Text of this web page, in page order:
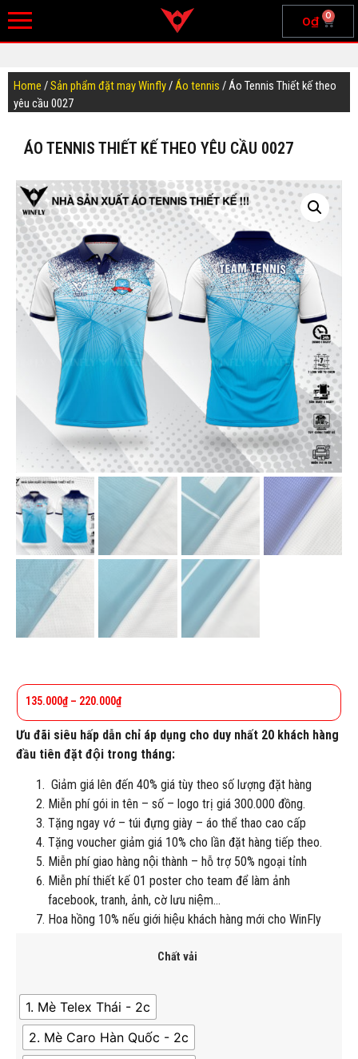
0₫ 0
Home /Sản phẩm đặt may Winfly/Áo tennis / Áo Tennis Thiết kế theo
yêu cầu 0027
ÁO TENNIS THIẾT KẾ THEO YÊU CẦU 0027
135.000₫ – 220.000₫
Ưu đãi siêu hấp dẫn chỉ áp dụng cho duy nhất 20 khách hàng
đầu tiên đặt đội trong tháng:
Giảm giá lên đến 40% giá tùy theo số lượng đặt hàng
Miễn phí gói in tên – số – logo trị giá 300.000 đồng.
Tặng ngay vớ – túi đựng giày – áo thể thao cao cấp
Tặng voucher giảm giá 10% cho lần đặt hàng tiếp theo.
Miễn phí giao hàng nội thành – hỗ trợ 50% ngoại tỉnh
Miễn phí thiết kế 01 poster cho team để làm ảnh
facebook, tranh, ảnh, cờ lưu niệm…
Hoa hồng 10% nếu giới hiệu khách hàng mới cho WinFly
Chất vải
1. Mè Telex Thái - 2c
2. Mè Caro Hàn Quốc - 2c